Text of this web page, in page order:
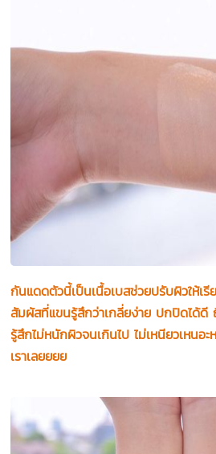
กันแดดตัวนี้เป็นเนื้อเบสช่วยปรับผิวให้เรี
สัมผัสที่แขนรู้สึกว่าเกลี่ยง่าย ปกปิดได้ดี
รู้สึกไม่หนักผิวจนเกินไป ไม่เหนียวเหนอ
เราเลยยยย